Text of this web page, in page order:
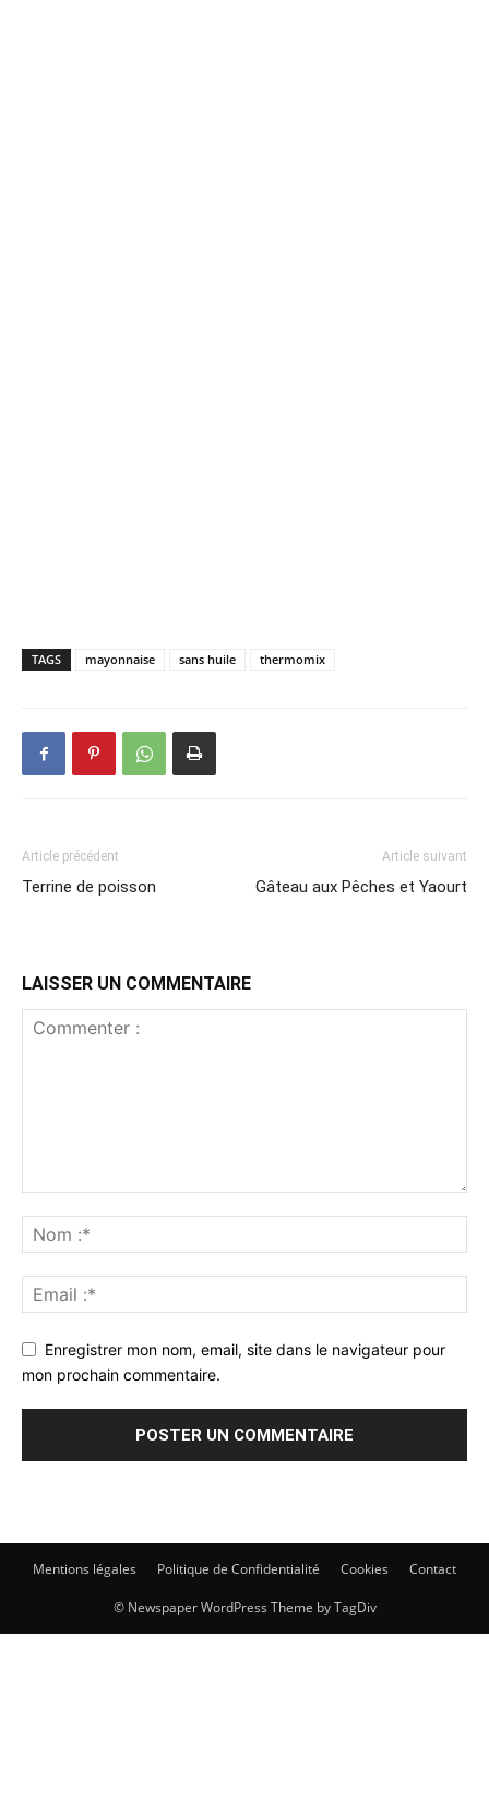
TAGS mayonnaise sans huile thermomix
Article précédent
Terrine de poisson
Article suivant
Gâteau aux Pêches et Yaourt
LAISSER UN COMMENTAIRE
Enregistrer mon nom, email, site dans le navigateur pour
mon prochain commentaire.
Mentions légales Politique de Confidentialité Cookies Contact
© Newspaper WordPress Theme by TagDiv